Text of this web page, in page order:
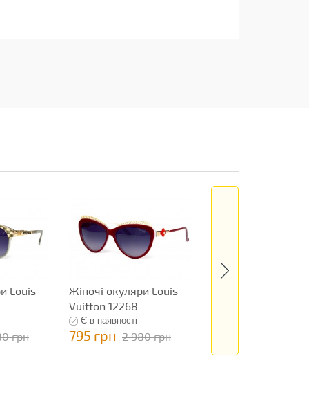
Louis
грн
Жіночі окуляри Louis
Vuitton 12268
Є в наявності
795 грн 2 980 грн